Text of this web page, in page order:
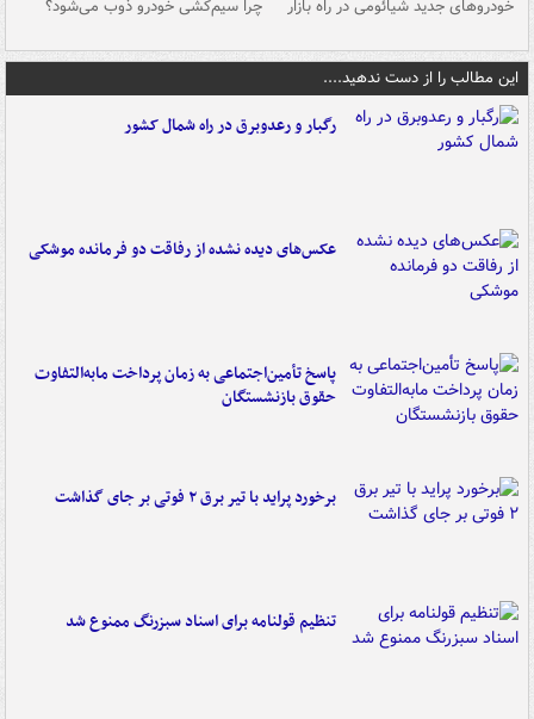
خودروهای جدید شیائومی در راه بازار چرا سیم‌کشی خودرو ذوب می‌شود؟
این مطالب را از دست ندهید....
رگبار و رعدوبرق در راه شمال کشور
عکس‌های دیده نشده از رفاقت دو فرمانده‌ موشکی
پاسخ تأمین‌اجتماعی به زمان پرداخت مابه‌التفاوت
حقوق بازنشستگان
برخورد پراید با تیر برق ۲ فوتی بر جای گذاشت
تنظیم قولنامه برای اسناد سبزرنگ ممنوع شد